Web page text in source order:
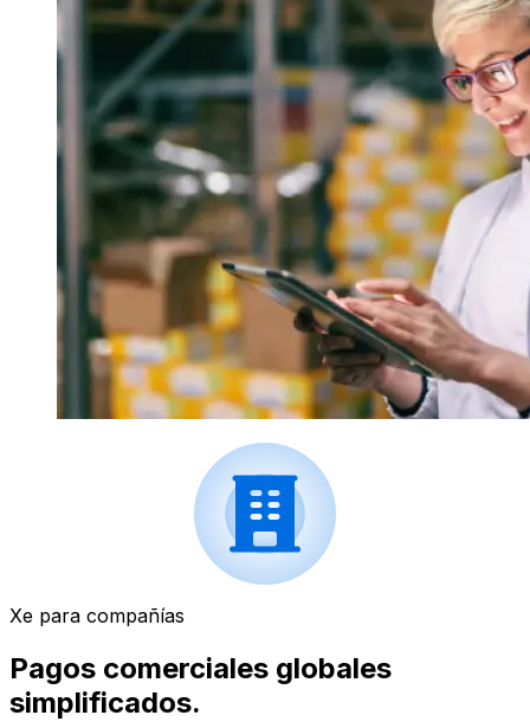
Xe para compañías
Pagos comerciales globales
simplificados.